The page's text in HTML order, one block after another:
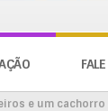
e um